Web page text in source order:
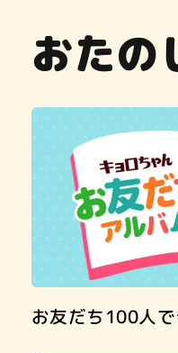
おたの
お友だち100人